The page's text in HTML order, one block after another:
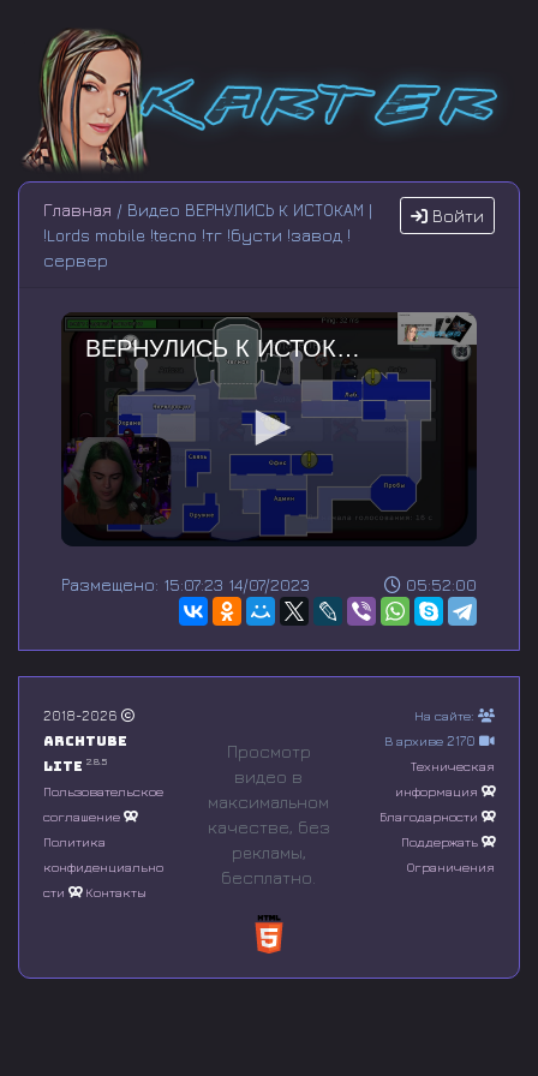
Войти
Главная / Видео ВЕРНУЛИСЬ К ИСТОКАМ |
!Lords mobile !tecno !тг !бусти !завод !
сервер
ВЕРНУЛИСЬ К ИСТОКАМ | !Lords mobile !tecno !тг !бусти !завод !сервер
e
n
o
f
0
s
o
n
d
05:52:00
Размещено: 15:07:23 14/07/2023
2018-2026
Archtube
Lite 2.8.5
Пользовательское
соглашение
Политика
конфиденциально
сти
Контакты
Просмотр
видео в
максимальном
качестве, без
рeкламы,
бесплатно.
На сайте:
В архиве 2170
Техническая
информация
Благодарности
Поддержать
Ограничения